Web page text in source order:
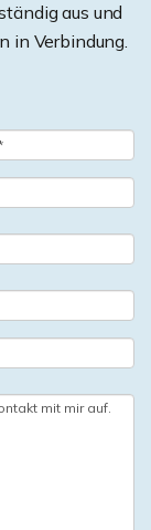
aus und
in Verbindung.